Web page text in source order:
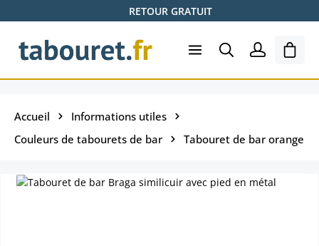
Passer au contenu principalRETOUR GRATUIT
Le
Accueil
Informations utiles
Couleurs de tabourets de bar
Tabouret de bar orange